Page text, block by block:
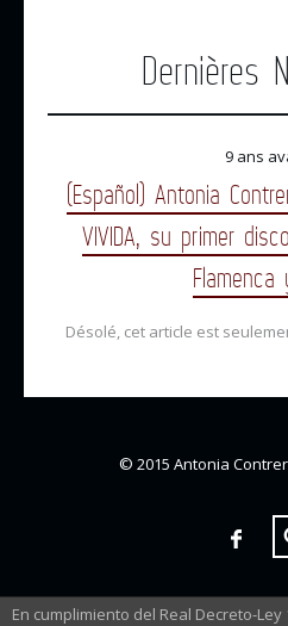
En cumplimiento del Real Decreto-
Dernières
9 ans
(Español) Antonia
VIVIDA, su primer
Désolé, cet article est
© 2015 Antonia